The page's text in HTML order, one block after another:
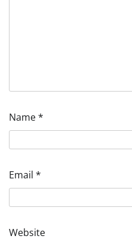
Name*
Email *
Website